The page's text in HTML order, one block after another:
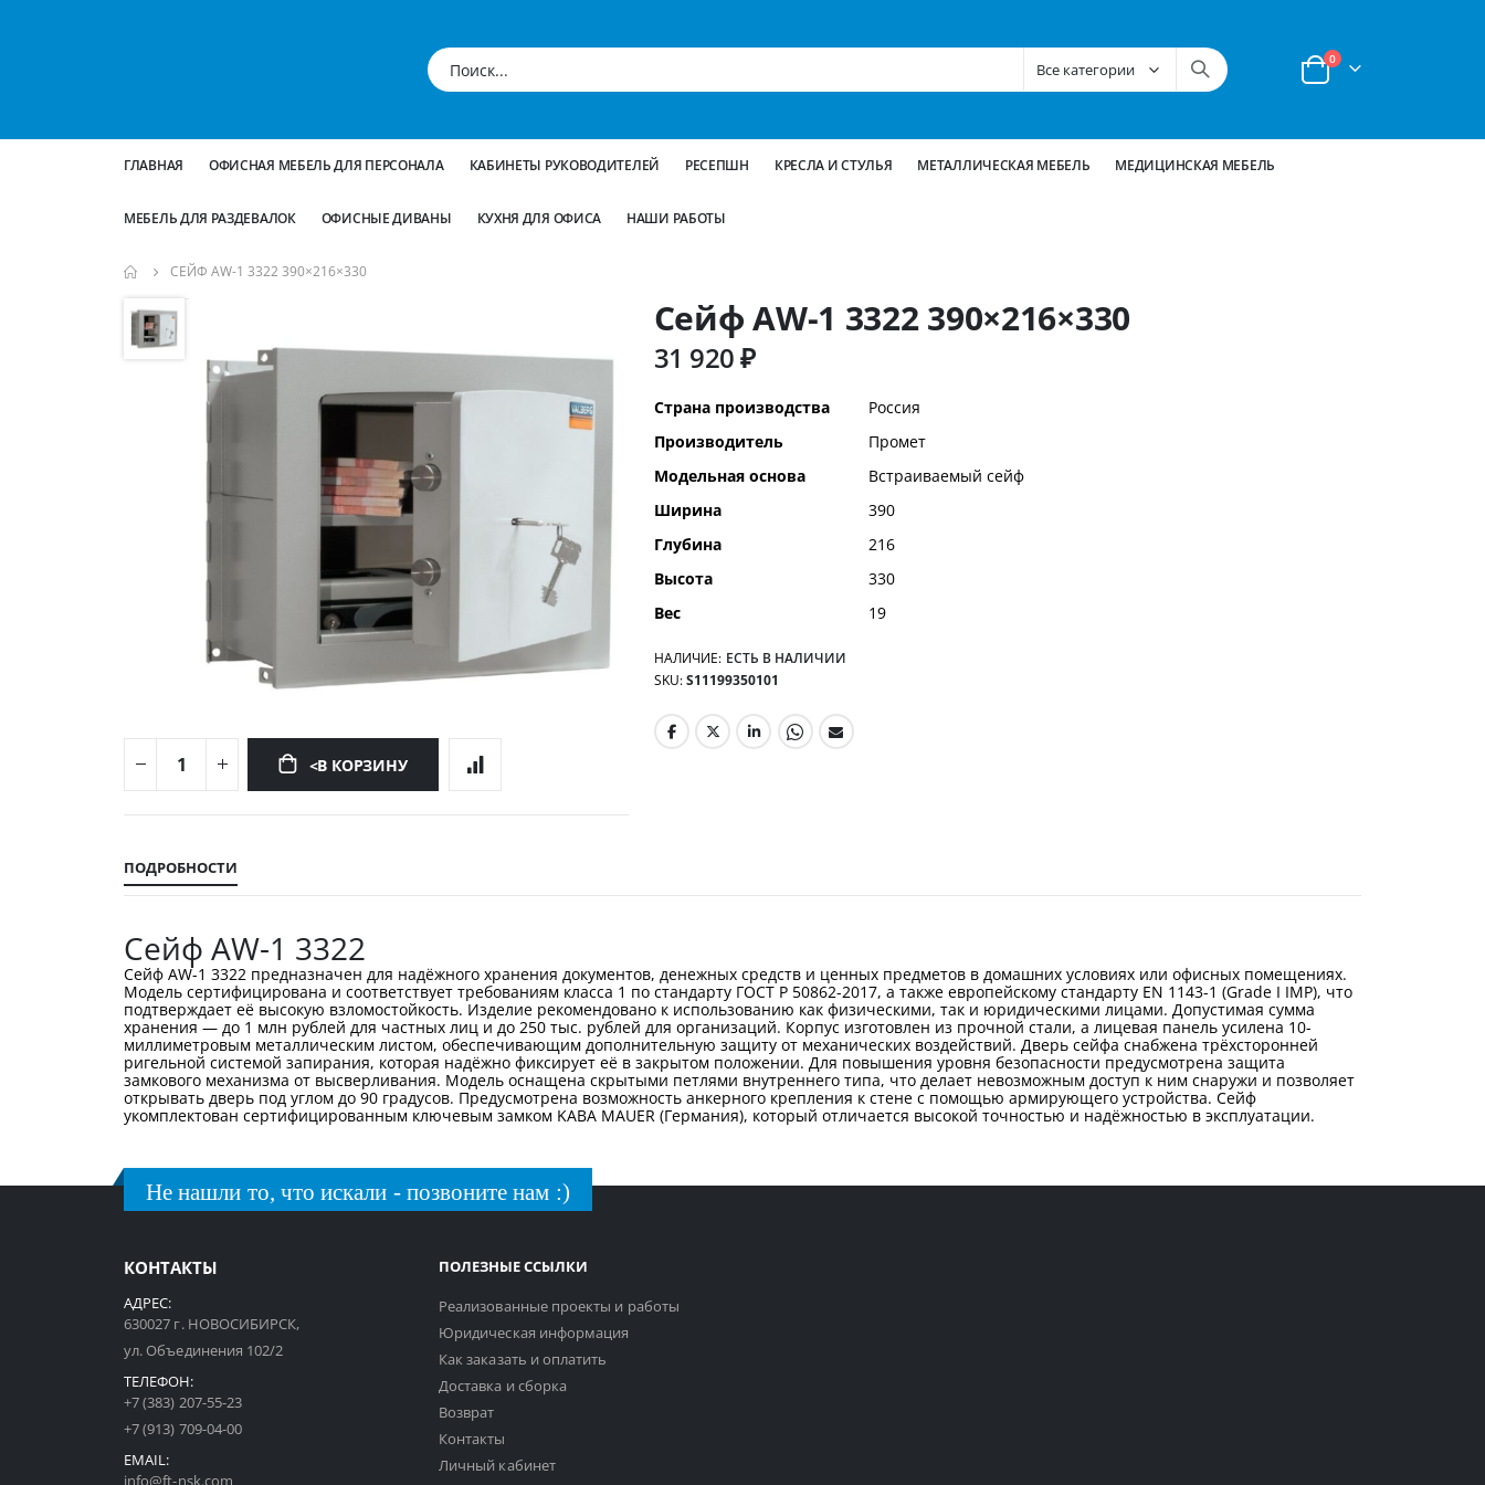
Корзина
0позиции
ГЛАВНАЯ ОФИСНАЯ МЕБЕЛЬ ДЛЯ ПЕРСОНАЛА КАБИНЕТЫ РУКОВОДИТЕЛЕЙ РЕСЕПШН КРЕСЛА И СТУЛЬЯ МЕТАЛЛИЧЕСКАЯ МЕБЕЛЬ МЕДИЦИНСКАЯ МЕБЕЛЬ
МЕБЕЛЬ ДЛЯ РАЗДЕВАЛОК ОФИСНЫЕ ДИВАНЫ КУХНЯ ДЛЯ ОФИСА НАШИ РАБОТЫ
СЕЙФ AW-1 3322 390×216×330
Пропустить
и
перейти
изображений
<В КОРЗИНУ
Перейти
началу
галереи
изображений
Сейф AW-1 3322 390×216×330
31 920 ₽
Дополнительная
информация
Страна производства
Россия
Производитель
Промет
Модельная основа
Встраиваемый сейф
Ширина
390
Глубина
216
Высота
330
Вес
19
НАЛИЧИЕ: ЕСТЬ В НАЛИЧИИ
SKU S11199350101
ПОДРОБНОСТИ
Сейф AW-1 3322
Сейф AW-1 3322 предназначен для надёжного хранения документов, денежных средств и ценных предметов в домашних условиях или офисных помещениях.
Модель сертифицирована и соответствует требованиям класса 1 по стандарту ГОСТ Р 50862-2017, а также европейскому стандарту EN 1143-1 (Grade I IMP), что
подтверждает её высокую взломостойкость. Изделие рекомендовано к использованию как физическими, так и юридическими лицами. Допустимая сумма
хранения — до 1 млн рублей для частных лиц и до 250 тыс. рублей для организаций. Корпус изготовлен из прочной стали, а лицевая панель усилена 10-
миллиметровым металлическим листом, обеспечивающим дополнительную защиту от механических воздействий. Дверь сейфа снабжена трёхсторонней
ригельной системой запирания, которая надёжно фиксирует её в закрытом положении. Для повышения уровня безопасности предусмотрена защита
замкового механизма от высверливания. Модель оснащена скрытыми петлями внутреннего типа, что делает невозможным доступ к ним снаружи и позволяет
открывать дверь под углом до 90 градусов. Предусмотрена возможность анкерного крепления к стене с помощью армирующего устройства. Сейф
укомплектован сертифицированным ключевым замком KABA MAUER (Германия), который отличается высокой точностью и надёжностью в эксплуатации.
Не нашли то, что искали - позвоните нам :)
КОНТАКТЫ
АДРЕС:
630027 г. НОВОСИБИРСК,
ул. Объединения 102/2
ТЕЛЕФОН:
+7 (383) 207-55-23
+7 (913) 709-04-00
EMAIL:
ПОЛЕЗНЫЕ ССЫЛКИ
Реализованные проекты и работы
Юридическая информация
Как заказать и оплатить
Доставка и сборка
Возврат
Контакты
Личный кабинет